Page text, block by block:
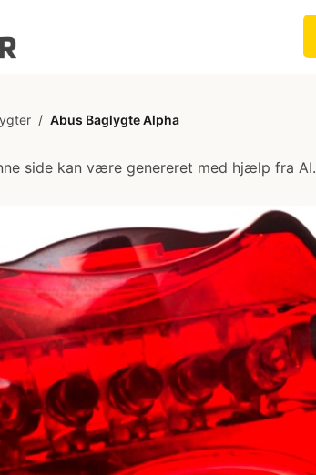
/ Abus Baglygte Alpha
side kan være genereret med hjælp fra AI.